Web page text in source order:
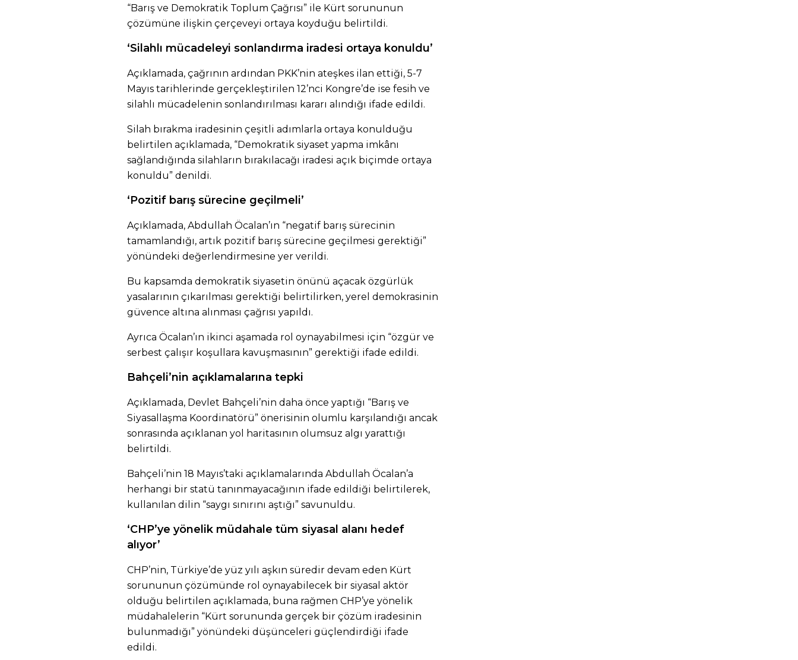
“Barış ve Demokratik Toplum Çağrısı” ile Kürt sorununun
çözümüne ilişkin çerçeveyi ortaya koyduğu belirtildi.
‘Silahlı mücadeleyi sonlandırma iradesi ortaya konuldu’
Açıklamada, çağrının ardından PKK’nin ateşkes ilan ettiği, 5-7
Mayıs tarihlerinde gerçekleştirilen 12’nci Kongre’de ise fesih ve
silahlı mücadelenin sonlandırılması kararı alındığı ifade edildi.
Silah bırakma iradesinin çeşitli adımlarla ortaya konulduğu
belirtilen açıklamada, “Demokratik siyaset yapma imkânı
sağlandığında silahların bırakılacağı iradesi açık biçimde ortaya
konuldu” denildi.
‘Pozitif barış sürecine geçilmeli’
Açıklamada, Abdullah Öcalan’ın “negatif barış sürecinin
tamamlandığı, artık pozitif barış sürecine geçilmesi gerektiği”
yönündeki değerlendirmesine yer verildi.
Bu kapsamda demokratik siyasetin önünü açacak özgürlük
yasalarının çıkarılması gerektiği belirtilirken, yerel demokrasinin
güvence altına alınması çağrısı yapıldı.
Ayrıca Öcalan’ın ikinci aşamada rol oynayabilmesi için “özgür ve
serbest çalışır koşullara kavuşmasının” gerektiği ifade edildi.
Bahçeli’nin açıklamalarına tepki
Açıklamada, Devlet Bahçeli’nin daha önce yaptığı “Barış ve
Siyasallaşma Koordinatörü” önerisinin olumlu karşılandığı ancak
sonrasında açıklanan yol haritasının olumsuz algı yarattığı
belirtildi.
Bahçeli’nin 18 Mayıs’taki açıklamalarında Abdullah Öcalan’a
herhangi bir statü tanınmayacağının ifade edildiği belirtilerek,
kullanılan dilin “saygı sınırını aştığı” savunuldu.
‘CHP’ye yönelik müdahale tüm siyasal alanı hedef
alıyor’
CHP’nin, Türkiye’de yüz yılı aşkın süredir devam eden Kürt
sorununun çözümünde rol oynayabilecek bir siyasal aktör
olduğu belirtilen açıklamada, buna rağmen CHP’ye yönelik
müdahalelerin “Kürt sorununda gerçek bir çözüm iradesinin
bulunmadığı” yönündeki düşünceleri güçlendirdiği ifade
edildi.